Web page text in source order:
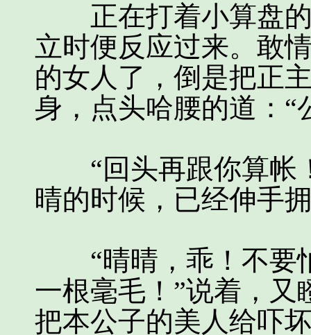
正在打着小算盘的
立时便反应过来。敢
的女人了，倒是把正
身，点头哈腰的道：“
“回头再跟你算帐
晴的时候，已经伸手
“晴晴，乖！不要
一根毫毛！”说着，
把本公子的美人给吓